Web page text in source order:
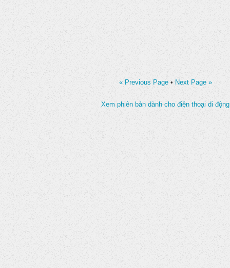
« Previous Page • Next Page »
Xem phiên bản dành cho điện thoại di động